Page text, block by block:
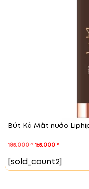
Với kết cấu
môi sắc nét,
bạn đôi môi
Tại Sao Nên
Liphip Glossy Lip
những ai yêu thích
tự nhiên. Với khả
kết cấu mượt mà,
môi căng mọng,
không vón cục, với
Bút Kẻ Mắt nước
185.000₫165.000₫
[sold_count2]